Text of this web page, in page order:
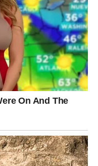
nečem